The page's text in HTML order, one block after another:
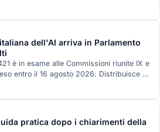
portare il modello al dato, la conformità
dell'AI arriva in Parlamento
è in esame alle Commissioni riunite IX e
entro il 16 agosto 2026. Distribuisce i
formazione, lavoro, sanità,
pratica dopo i chiarimenti della